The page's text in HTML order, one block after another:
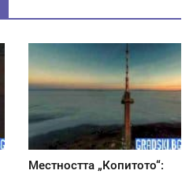
Местността „Копитото“: